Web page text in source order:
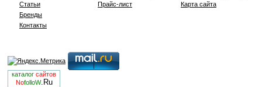
Статьи
Бренды
Контакты
Прайс-лист
Карта сайта
каталог сайтов
NofolloW.Ru